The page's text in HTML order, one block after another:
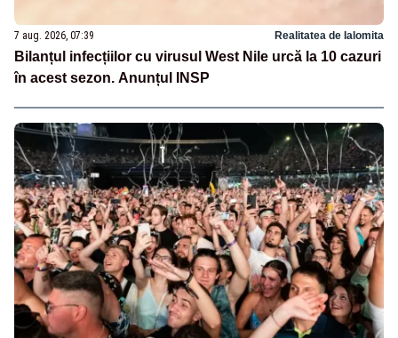
7 aug. 2026, 07:39 Realitatea de Ialomita
Bilanțul infecțiilor cu virusul West Nile urcă la 10 cazuri
în acest sezon. Anunțul INSP